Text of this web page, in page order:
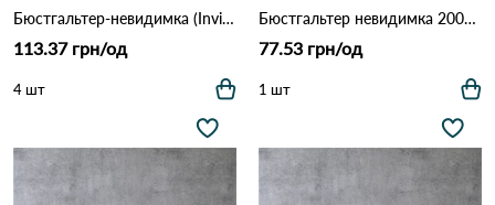
Бюстгальтер-невидимка (Invisible Bra) на шнурівці 848
113.37 грн/од
4 шт
Бюстгальтер невидимка 2001 6,4 Чорний
77.53 грн/од
1 шт